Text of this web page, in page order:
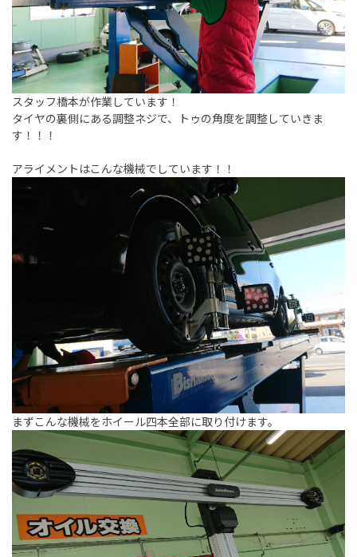
スタッフ橋本が作業しています！
タイヤの裏側にある調整ネジで、トゥの角度を調整していきま
す！！！
アライメントはこんな機械でしています！！
まずこんな機械をホイール四本全部に取り付けます。